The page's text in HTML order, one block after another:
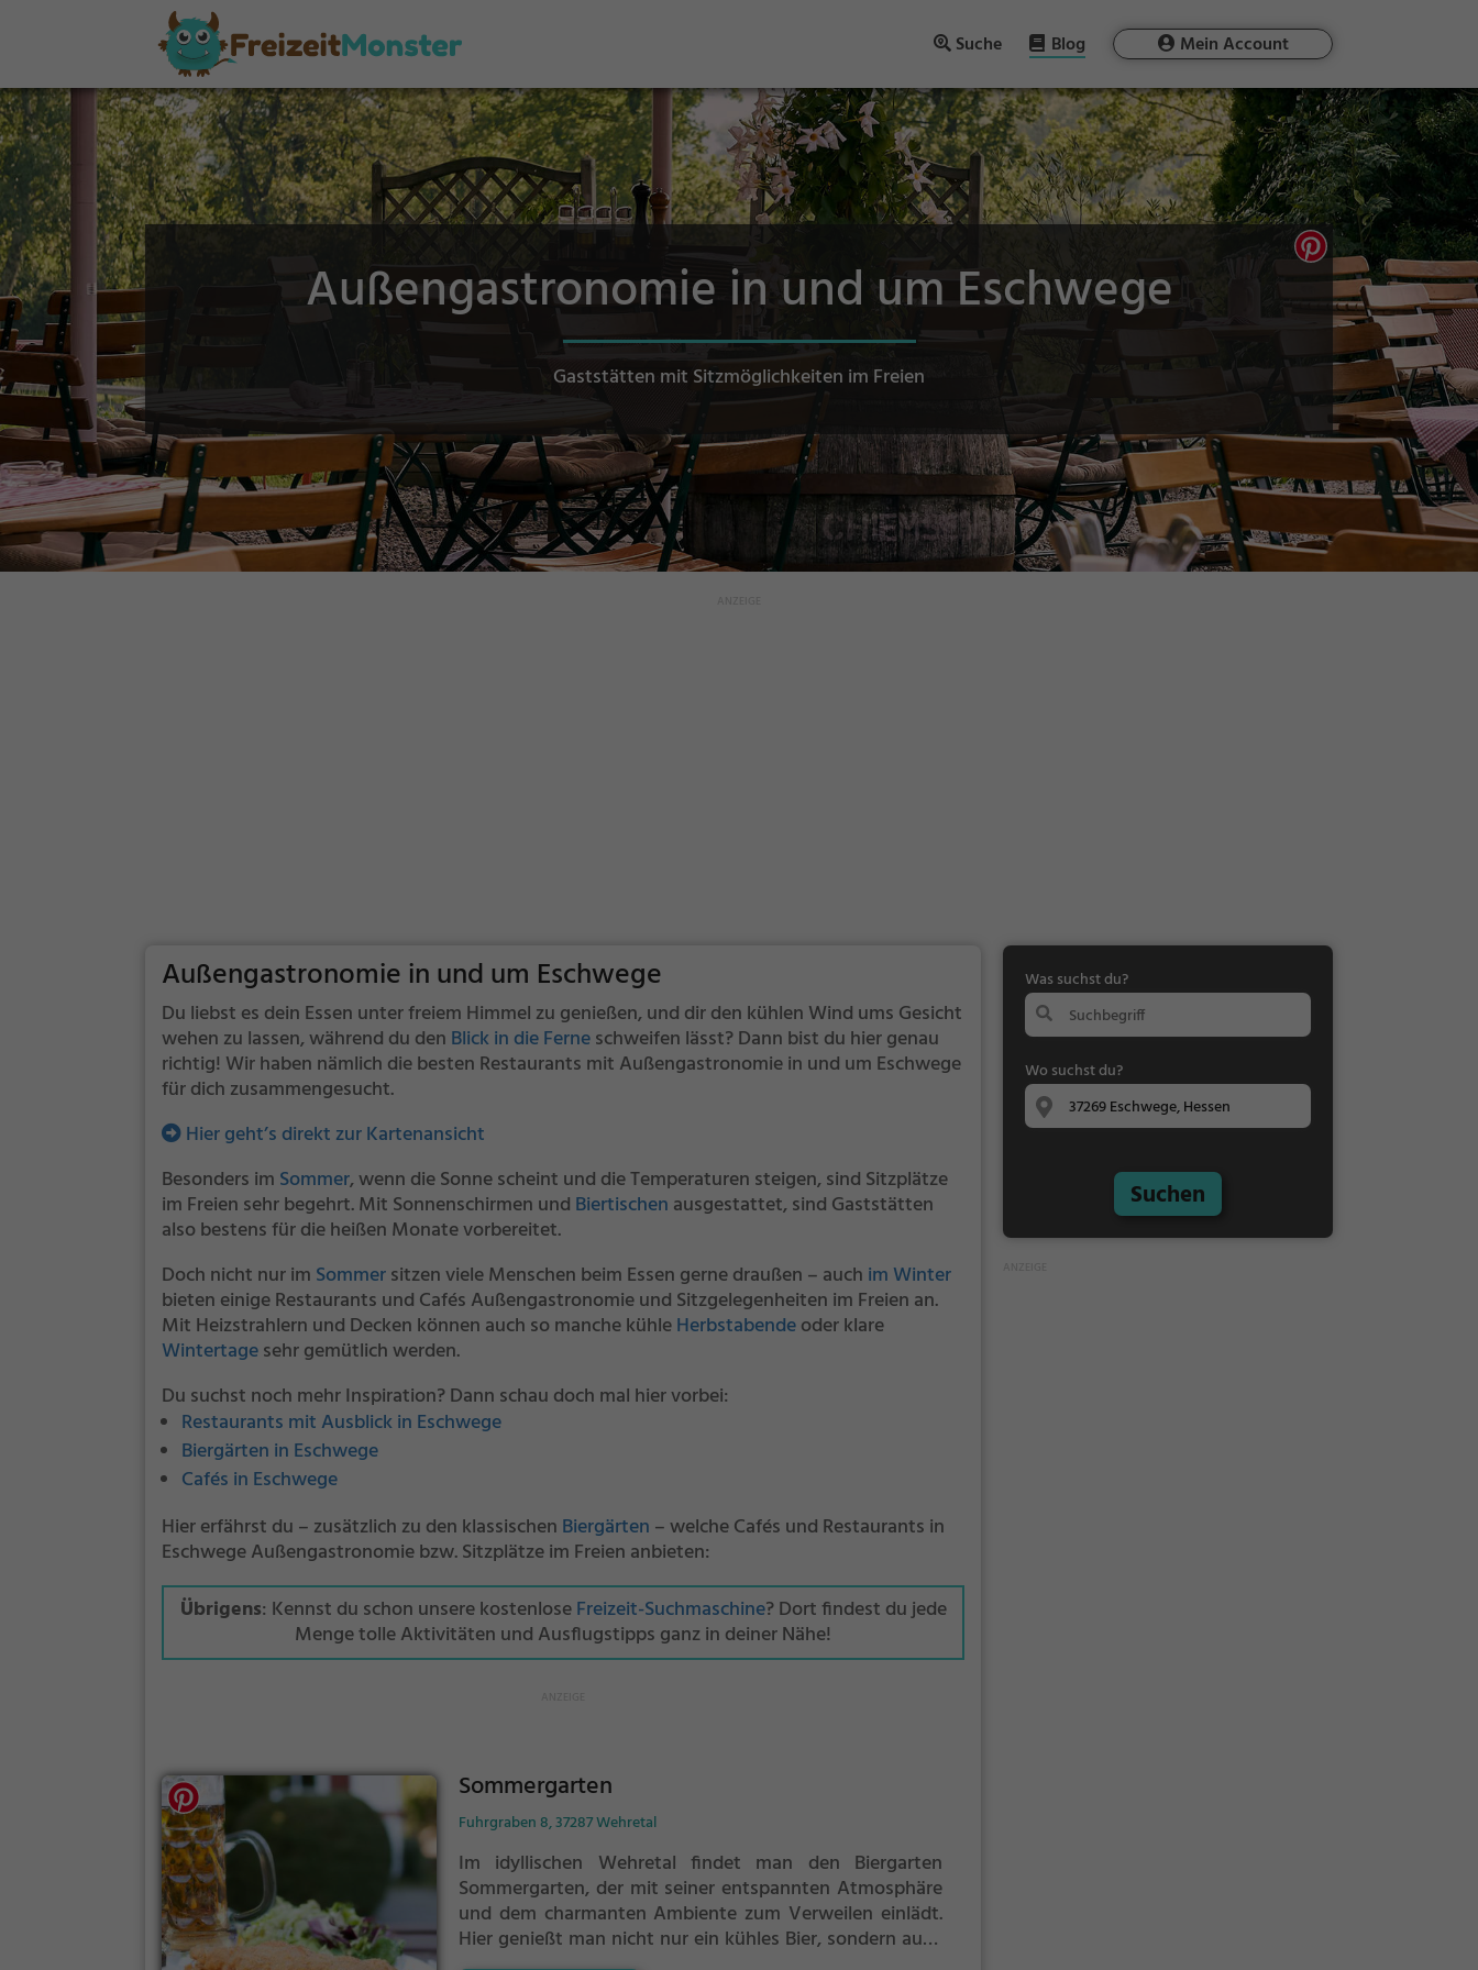
Suche Blog Mein Account
Außengastronomie in und um Eschwege
Gaststätten mit Sitzmöglichkeiten im Freien
Außengastronomie in und um Eschwege
Du liebst es dein Essen unter freiem Himmel zu genießen, und dir den kühlen Wind ums Gesicht
wehen zu lassen, während du den Blick in die Ferneschweifen lässt? Dann bist du hier genau
richtig! Wir haben nämlich die besten Restaurants mit Außengastronomie in und um Eschwege
für dich zusammengesucht.
Hier geht’s direkt zur Kartenansicht
Besonders im Sommer, wenn die Sonne scheint und die Temperaturen steigen, sind Sitzplätze
im Freien sehr begehrt. Mit Sonnenschirmen und Biertischen ausgestattet, sind Gaststätten
also bestens für die heißen Monate vorbereitet.
Doch nicht nur im Sommersitzen viele Menschen beim Essen gerne draußen – auch im Winter
bieten einige Restaurants und Cafés Außengastronomie und Sitzgelegenheiten im Freien an.
Mit Heizstrahlern und Decken können auch so manche kühleHerbstabendeoder klare
Wintertagesehr gemütlich werden.
Du suchst noch mehr Inspiration? Dann schau doch mal hier vorbei:
Restaurants mit Ausblick in Eschwege
Biergärten in Eschwege
Cafés in Eschwege
Hier erfährst du – zusätzlich zu den klassischen Biergärten – welche Cafés und Restaurants in
Eschwege Außengastronomie bzw. Sitzplätze im Freien anbieten:
Übrigens: Kennst du schon unsere kostenloseFreizeit-Suchmaschine? Dort findest du jede
Menge tolle Aktivitäten und Ausflugstipps ganz in deiner Nähe!
Sommergarten
Fuhrgraben 8, 37287 Wehretal
Im idyllischen Wehretal findet man den Biergarten
Sommergarten, der mit seiner entspannten Atmosphäre
und dem charmanten Ambiente zum Verweilen einlädt.
Hier genießt man nicht nur ein kühles Bier, sondern auch
Was suchst du?
Wo suchst du?
Suchen